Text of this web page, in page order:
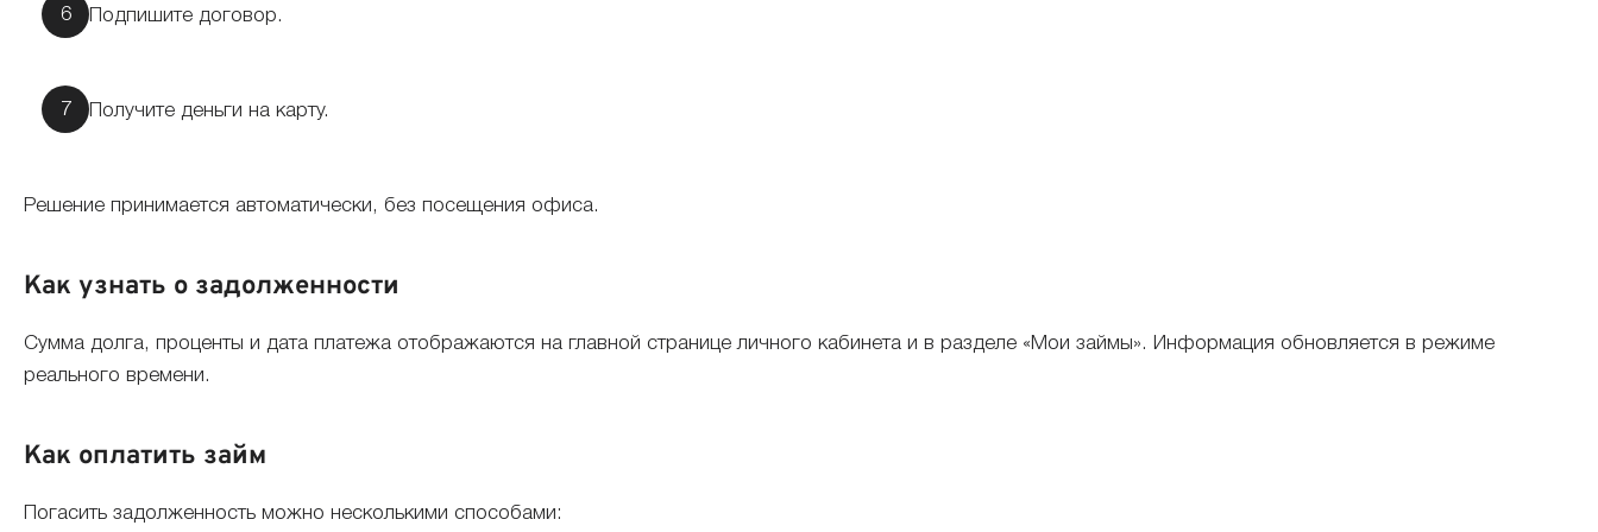
Подпишите договор.
Получите деньги на карту.
Решение принимается автоматически, без посещения офиса.
Как узнать о задолженности
Сумма долга, проценты и дата платежа отображаются на главной странице личного кабинета и в разделе «Мои займы». Информация обновляется в режиме
реального времени.
Как оплатить займ
Погасить задолженность можно несколькими способами: